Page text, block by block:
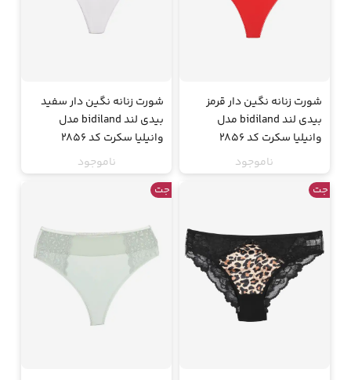
شورت زنانه نگین دار قرمز
بیدی لند bidiland مدل
وانیلیا سکرت کد 2856
ناموجود
شورت زنانه نگین دار سفید
بیدی لند bidiland مدل
وانیلیا سکرت کد 2856
ناموجود
جت جت